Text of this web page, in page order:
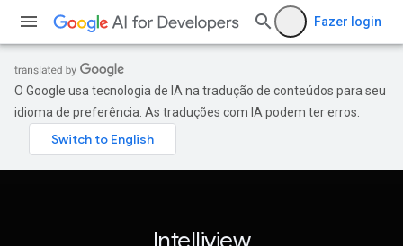
Fazer login
O Google usa tecnologia de IA na tradução de conteúdos para seu
idioma de preferência. As traduções com IA podem ter erros.